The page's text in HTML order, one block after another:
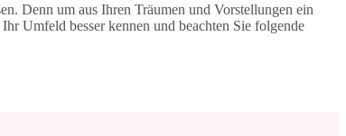
Denn um aus Ihren Träumen und Vorstellungen ein
Umfeld besser kennen und beachten Sie folgende